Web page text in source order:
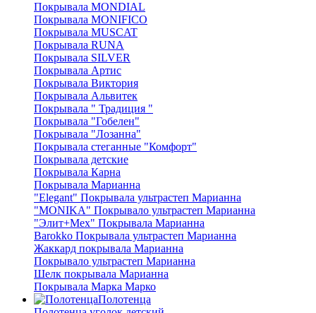
Покрывала MONDIAL
Покрывала MONIFICO
Покрывала MUSCAT
Покрывала RUNA
Покрывала SILVER
Покрывала Артис
Покрывала Виктория
Покрывала Альвитек
Покрывала " Традиция "
Покрывала "Гобелен"
Покрывала "Лозанна"
Покрывала стеганные "Комфорт"
Покрывала детские
Покрывала Карна
Покрывала Марианна
"Elegant" Покрывала ультрастеп Марианна
"MONIKA" Покрывало ультрастеп Марианна
"Элит+Мех" Покрывала Марианна
Barokko Покрывала ультрастеп Марианна
Жаккард покрывала Марианна
Покрывало ультрастеп Марианна
Шелк покрывала Марианна
Покрывала Марка Марко
Полотенца